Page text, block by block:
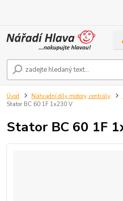
Úvod Náhradní díly motory, centrály
Stator BC 60 1F 1x230 V
Stator BC 60 1F